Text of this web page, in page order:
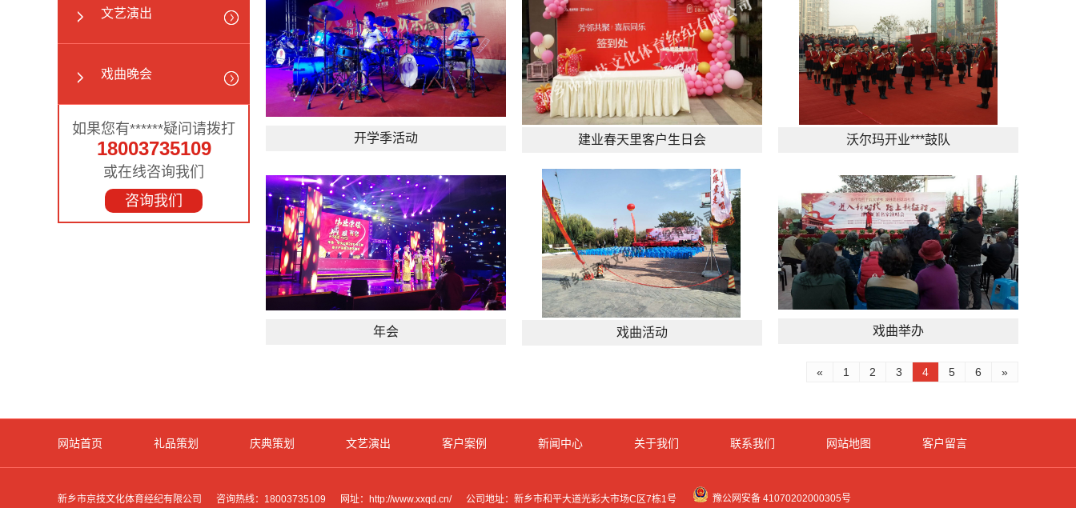
文艺演出
戏曲晚会
如果您有******疑问请拨打
18003735109
或在线咨询我们
咨询我们
开学季活动 建业春天里客户生日会 沃尔玛开业***鼓队
年会 戏曲活动 戏曲举办
« 1 2 3 4 5 6 »
网站首页 礼品策划 庆典策划 文艺演出 客户案例 新闻中心 关于我们 联系我们 网站地图 客户留言
新乡市京技文化体育经纪有限公司 咨询热线：18003735109 网址：http://www.xxqd.cn/ 公司地址：新乡市和平大道光彩大市场C区7栋1号 豫公网安备 41070202000305号